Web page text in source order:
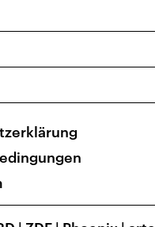
– Das Kinderprogramm
(UKW + DAB+)
Media